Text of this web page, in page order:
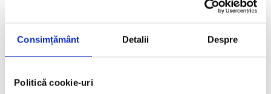
Consimțământ Detalii Despre
Politică cookie-uri